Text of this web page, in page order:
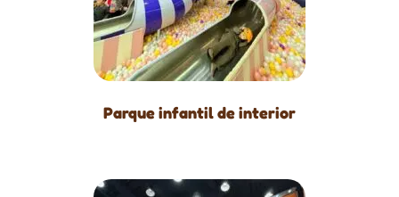
Parque infantil de interior